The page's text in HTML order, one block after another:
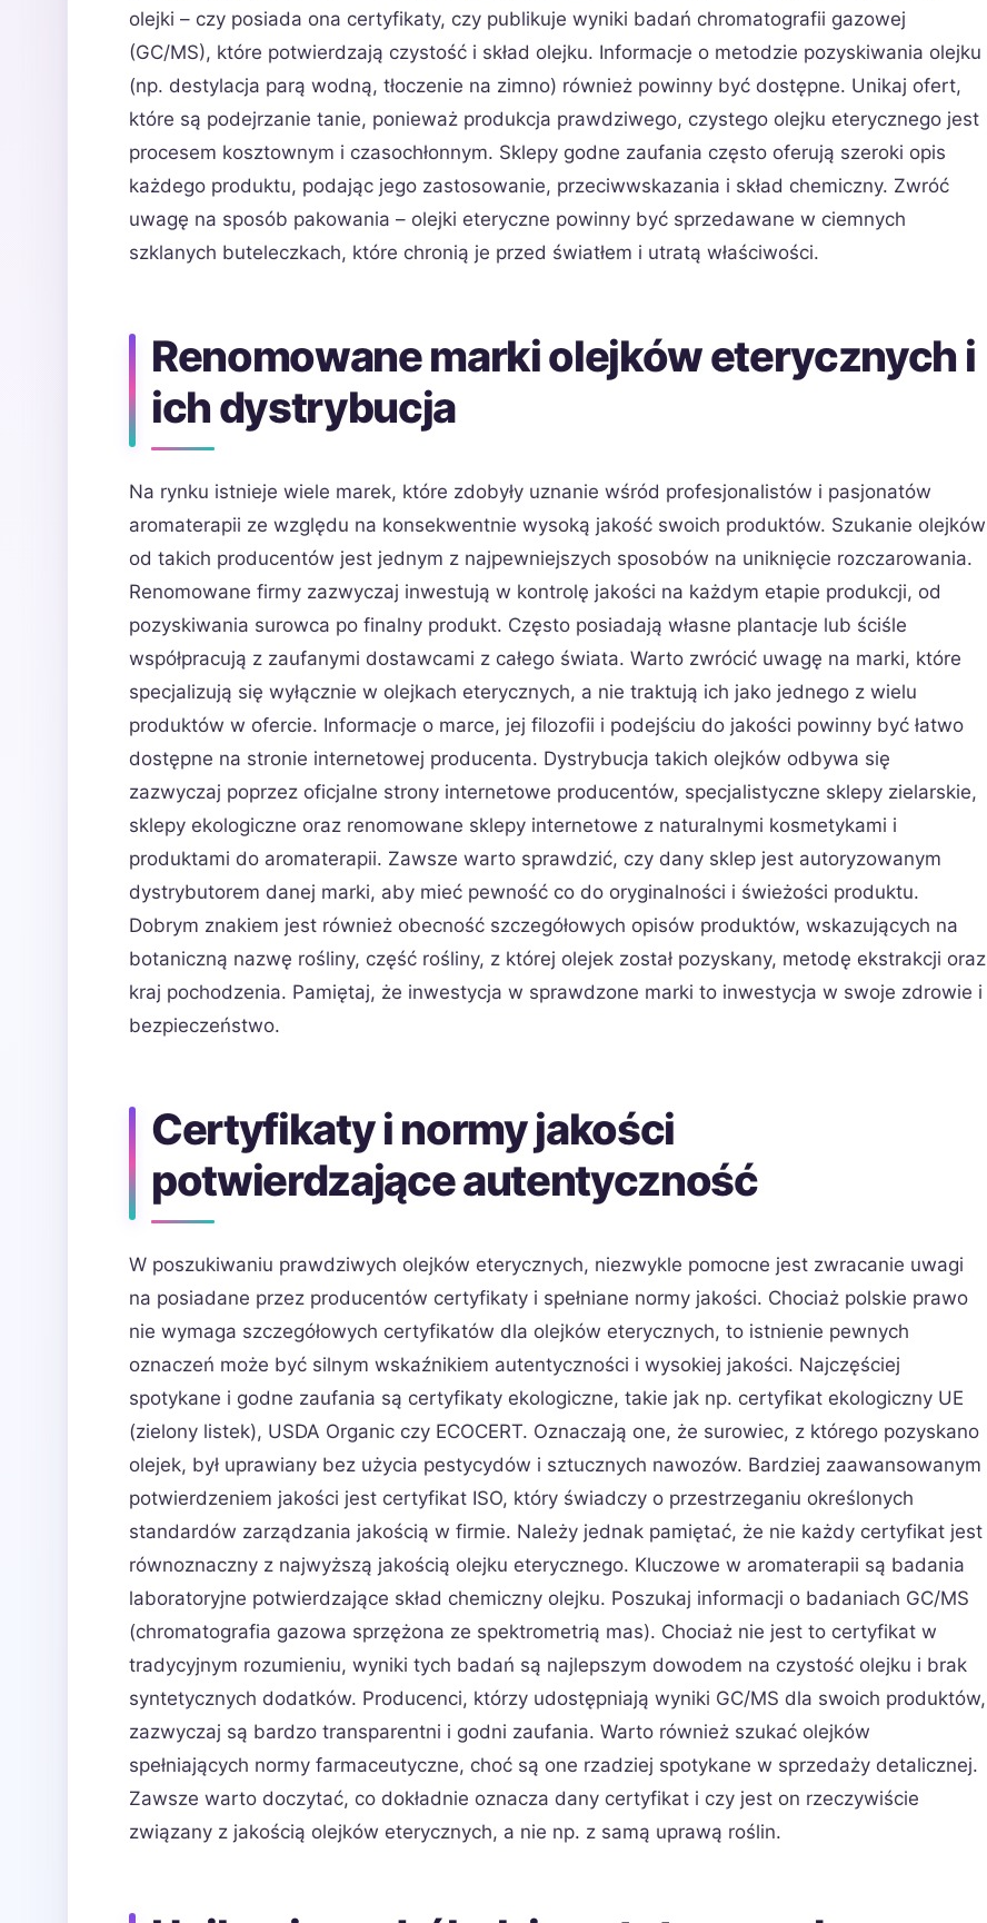
olejki – czy posiada ona certyfikaty, czy publikuje wyniki badań chromatografii gazowej
(GC/MS), które potwierdzają czystość i skład olejku. Informacje o metodzie pozyskiwania olejku
(np. destylacja parą wodną, tłoczenie na zimno) również powinny być dostępne. Unikaj ofert,
które są podejrzanie tanie, ponieważ produkcja prawdziwego, czystego olejku eterycznego jest
procesem kosztownym i czasochłonnym. Sklepy godne zaufania często oferują szeroki opis
każdego produktu, podając jego zastosowanie, przeciwwskazania i skład chemiczny. Zwróć
uwagę na sposób pakowania – olejki eteryczne powinny być sprzedawane w ciemnych
szklanych buteleczkach, które chronią je przed światłem i utratą właściwości.
Renomowane marki olejków eterycznych i
ich dystrybucja
Na rynku istnieje wiele marek, które zdobyły uznanie wśród profesjonalistów i pasjonatów
aromaterapii ze względu na konsekwentnie wysoką jakość swoich produktów. Szukanie olejków
od takich producentów jest jednym z najpewniejszych sposobów na uniknięcie rozczarowania.
Renomowane firmy zazwyczaj inwestują w kontrolę jakości na każdym etapie produkcji, od
pozyskiwania surowca po finalny produkt. Często posiadają własne plantacje lub ściśle
współpracują z zaufanymi dostawcami z całego świata. Warto zwrócić uwagę na marki, które
specjalizują się wyłącznie w olejkach eterycznych, a nie traktują ich jako jednego z wielu
produktów w ofercie. Informacje o marce, jej filozofii i podejściu do jakości powinny być łatwo
dostępne na stronie internetowej producenta. Dystrybucja takich olejków odbywa się
zazwyczaj poprzez oficjalne strony internetowe producentów, specjalistyczne sklepy zielarskie,
sklepy ekologiczne oraz renomowane sklepy internetowe z naturalnymi kosmetykami i
produktami do aromaterapii. Zawsze warto sprawdzić, czy dany sklep jest autoryzowanym
dystrybutorem danej marki, aby mieć pewność co do oryginalności i świeżości produktu.
Dobrym znakiem jest również obecność szczegółowych opisów produktów, wskazujących na
botaniczną nazwę rośliny, część rośliny, z której olejek został pozyskany, metodę ekstrakcji oraz
kraj pochodzenia. Pamiętaj, że inwestycja w sprawdzone marki to inwestycja w swoje zdrowie i
bezpieczeństwo.
Certyfikaty i normy jakości
potwierdzające autentyczność
W poszukiwaniu prawdziwych olejków eterycznych, niezwykle pomocne jest zwracanie uwagi
na posiadane przez producentów certyfikaty i spełniane normy jakości. Chociaż polskie prawo
nie wymaga szczegółowych certyfikatów dla olejków eterycznych, to istnienie pewnych
oznaczeń może być silnym wskaźnikiem autentyczności i wysokiej jakości. Najczęściej
spotykane i godne zaufania są certyfikaty ekologiczne, takie jak np. certyfikat ekologiczny UE
(zielony listek), USDA Organic czy ECOCERT. Oznaczają one, że surowiec, z którego pozyskano
olejek, był uprawiany bez użycia pestycydów i sztucznych nawozów. Bardziej zaawansowanym
potwierdzeniem jakości jest certyfikat ISO, który świadczy o przestrzeganiu określonych
standardów zarządzania jakością w firmie. Należy jednak pamiętać, że nie każdy certyfikat jest
równoznaczny z najwyższą jakością olejku eterycznego. Kluczowe w aromaterapii są badania
laboratoryjne potwierdzające skład chemiczny olejku. Poszukaj informacji o badaniach GC/MS
(chromatografia gazowa sprzężona ze spektrometrią mas). Chociaż nie jest to certyfikat w
tradycyjnym rozumieniu, wyniki tych badań są najlepszym dowodem na czystość olejku i brak
syntetycznych dodatków. Producenci, którzy udostępniają wyniki GC/MS dla swoich produktów,
zazwyczaj są bardzo transparentni i godni zaufania. Warto również szukać olejków
spełniających normy farmaceutyczne, choć są one rzadziej spotykane w sprzedaży detalicznej.
Zawsze warto doczytać, co dokładnie oznacza dany certyfikat i czy jest on rzeczywiście
związany z jakością olejków eterycznych, a nie np. z samą uprawą roślin.